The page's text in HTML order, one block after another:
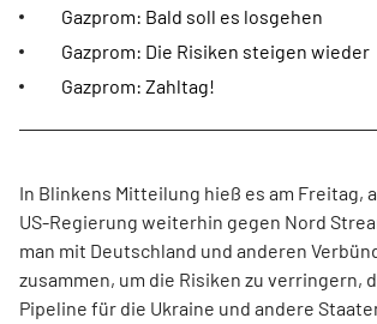
Gazprom: Bald soll es losgehen
Gazprom: Die Risiken steigen wieder
Gazprom: Zahltag!
In Blinkens Mitteilung hieß es am Freitag,
US-Regierung weiterhin gegen Nord
man mit Deutschland und anderen
zusammen, um die Risiken zu verringern,
Pipeline für die Ukraine und andere